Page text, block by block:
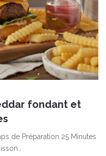
fondant et
de Préparation 25 Minutes